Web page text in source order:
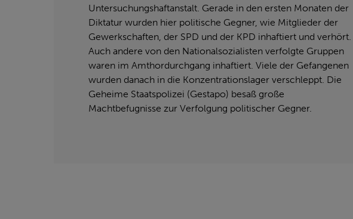
Untersuchungshaftanstalt. Gerade in den ersten Monaten der
Diktatur wurden hier politische Gegner, wie Mitglieder der
Gewerkschaften, der SPD und der KPD inhaftiert und verhört.
Auch andere von den Nationalsozialisten verfolgte Gruppen
waren im Amthordurchgang inhaftiert. Viele der Gefangenen
wurden danach in die Konzentrationslager verschleppt. Die
Geheime Staatspolizei (Gestapo) besaß große
Machtbefugnisse zur Verfolgung politischer Gegner.